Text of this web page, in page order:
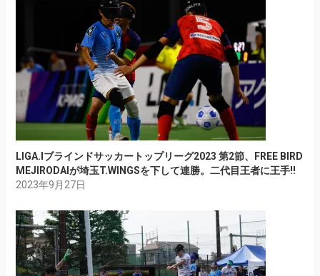
LIGA.Iブラインドサッカートップリーグ2023 第2節、FREE BIRD
MEJIRODAIが埼玉T.WINGSを下して連勝。二代目王者に王手!!
2023年9月27日